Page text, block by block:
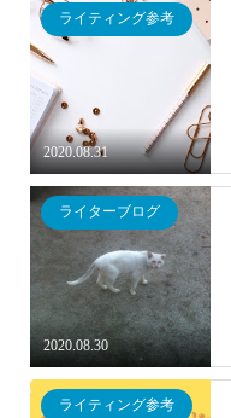
2020.08.31
ライティング参考
2020.08.30
ライターブログ
ライティング参考